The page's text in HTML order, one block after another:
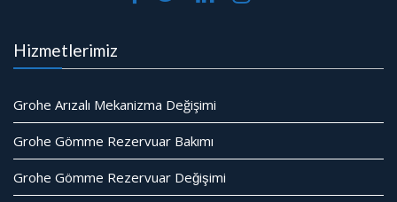
Hizmetlerimiz
Grohe Arızalı Mekanizma Değişimi
Grohe Gömme Rezervuar Bakımı
Grohe Gömme Rezervuar Değişimi